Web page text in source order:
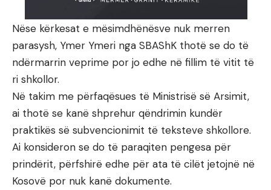
Nëse kërkesat e mësimdhënësve nuk merren
parasysh, Ymer Ymeri nga SBAShK thotë se do të
ndërmarrin veprime por jo edhe në fillim të vitit të
ri shkollor.
Në takim me përfaqësues të Ministrisë së Arsimit,
ai thotë se kanë shprehur qëndrimin kundër
praktikës së subvencionimit të teksteve shkollore.
Ai konsideron se do të paraqiten pengesa për
prindërit, përfshirë edhe për ata të cilët jetojnë në
Kosovë por nuk kanë dokumente.